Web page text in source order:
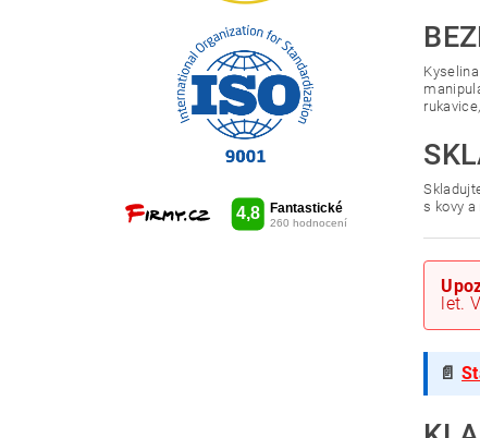
s kovy a
let.
📄